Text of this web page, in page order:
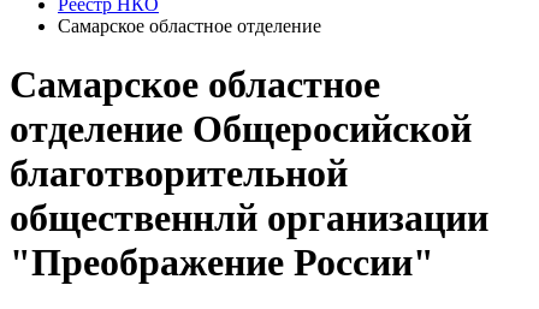
Реестр НКО
Самарское областное отделение
Самарское областное
отделение Общеросийской
благотворительной
общественнлй организации
"Преображение России"